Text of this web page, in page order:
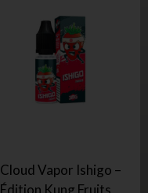
Cloud Vapor Ishigo –
Édition Kung Fruits